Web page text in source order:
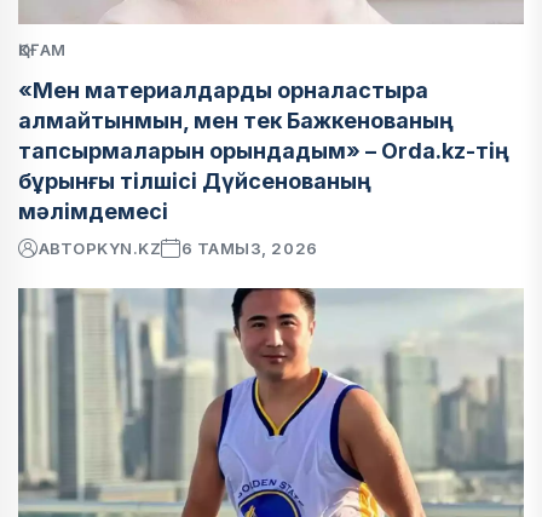
ҚОҒАМ
«Мен материалдарды орналастыра
алмайтынмын, мен тек Бажкенованың
тапсырмаларын орындадым» – Orda.kz-тің
бұрынғы тілшісі Дүйсенованың
мәлімдемесі
АВТОРKYN.KZ 6 ТАМЫЗ, 2026